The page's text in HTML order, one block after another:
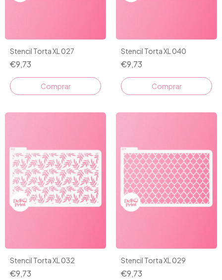
Stencil Torta XL 027
€9,73
Stencil Torta XL 040
€9,73
Stencil Torta XL 032
€9,73
Stencil Torta XL 029
€9,73